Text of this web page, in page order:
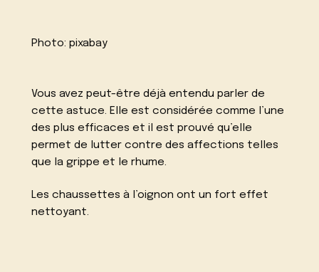
Photo:pixabay
Vous avez peut-être déjà entendu parler de
cette astuce. Elle est considérée comme l’une
des plus efficaces et il est prouvé qu’elle
permet de lutter contre des affections telles
que la grippe et le rhume.
Les chaussettes à l’oignon ont un fort effet
nettoyant.